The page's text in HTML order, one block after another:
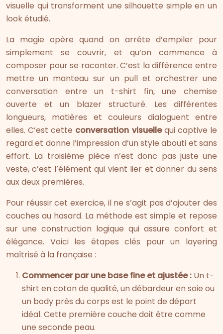
visuelle qui transforment une silhouette simple en un
look étudié.
La magie opère quand on arrête d’empiler pour
simplement se couvrir, et qu’on commence à
composer pour se raconter. C’est la différence entre
mettre un manteau sur un pull et orchestrer une
conversation entre un t-shirt fin, une chemise
ouverte et un blazer structuré. Les différentes
longueurs, matières et couleurs dialoguent entre
elles. C’est cette conversation visuellequi captive le
regard et donne l’impression d’un style abouti et sans
effort. La troisième pièce n’est donc pas juste une
veste, c’est l’élément qui vient lier et donner du sens
aux deux premières.
Pour réussir cet exercice, il ne s’agit pas d’ajouter des
couches au hasard. La méthode est simple et repose
sur une construction logique qui assure confort et
élégance. Voici les étapes clés pour un layering
maîtrisé à la française :
Commencer par une base fine et ajustée : Un t-
shirt en coton de qualité, un débardeur en soie ou
un body près du corps est le point de départ
idéal. Cette première couche doit être comme
une seconde peau.